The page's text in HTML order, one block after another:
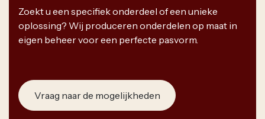
Zoekt u een specifiek onderdeel of een unieke
oplossing? Wij produceren onderdelen op maat in
eigen beheer voor een perfecte pasvorm.
Vraag naar de mogelijkheden